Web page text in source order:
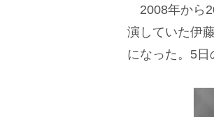
2008年から
演していた伊
になった。5日